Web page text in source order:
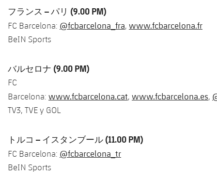
フランス – パリ (9.00 PM)
FC Barcelona: @fcbarcelona_fra, www.fcbarcelona.fr
BeIN Sports
バルセロナ (9.00 PM)
FC
Barcelona: www.fcbarcelona.cat, www.fcbarcelona.es,
TV3, TVE y GOL
トルコ – イスタンブール (11.00 PM)
FC Barcelona: @fcbarcelona_tr
BeIN Sports